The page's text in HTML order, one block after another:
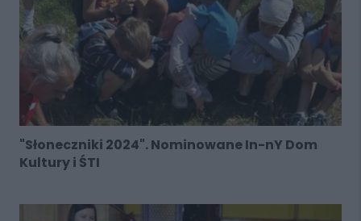
"Słoneczniki 2024". Nominowane In-nY Dom
Kultury i ŚTI